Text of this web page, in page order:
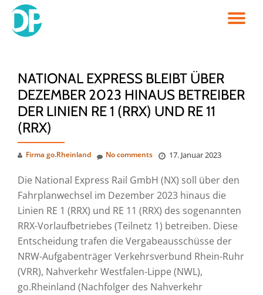
Skip
NATIONAL EXPRESS BLEIBT ÜBER
DEZEMBER 2023 HINAUS BETREIBER
DER LINIEN RE 1 (RRX) UND RE 11
(RRX)
Firma go.Rheinland 17. Januar 2023
No comments
Die National Express Rail GmbH (NX) soll über den
Fahrplanwechsel im Dezember 2023 hinaus die
Linien RE 1 (RRX) und RE 11 (RRX) des sogenannten
RRX-Vorlaufbetriebes (Teilnetz 1) betreiben. Diese
Entscheidung trafen die Vergabeausschüsse der
NRW-Aufgabenträger Verkehrsverbund Rhein-Ruhr
(VRR), Nahverkehr Westfalen-Lippe (NWL),
go.Rheinland (Nachfolger des Nahverkehr